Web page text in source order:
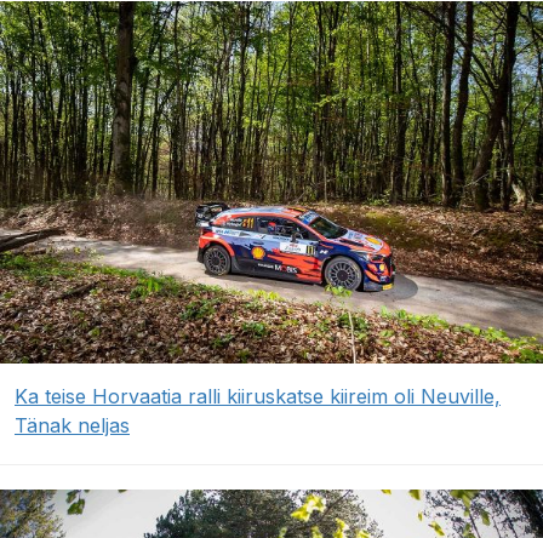
Ka teise Horvaatia ralli kiiruskatse kiireim oli Neuville,
Tänak neljas